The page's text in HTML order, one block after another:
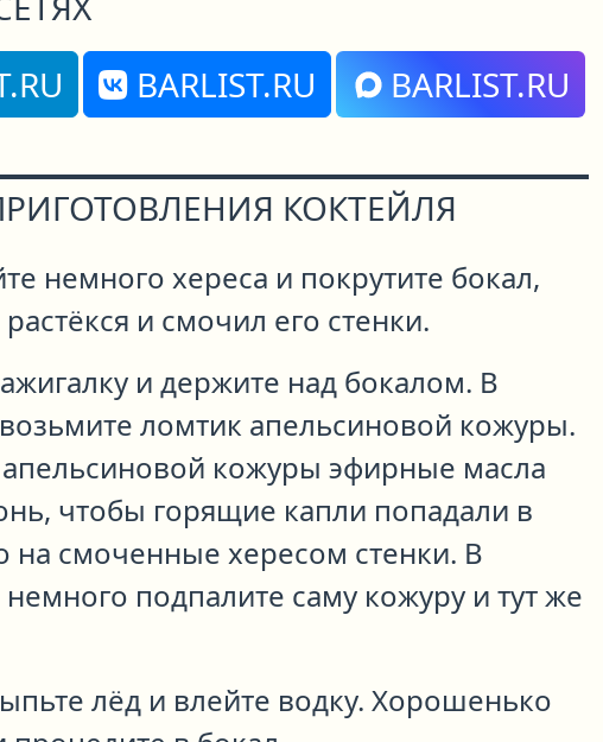
BARLIST.RU BARLIST.RU
КОКТЕЙЛЯ
немного хереса и покрутите бокал,
и смочил его стенки.
и держите над бокалом. В
ломтик апельсиновой кожуры.
кожуры эфирные масла
чтобы горящие капли попадали в
на смоченные хересом стенки. В
подпалите саму кожуру и тут же
лёд и влейте водку. Хорошенько